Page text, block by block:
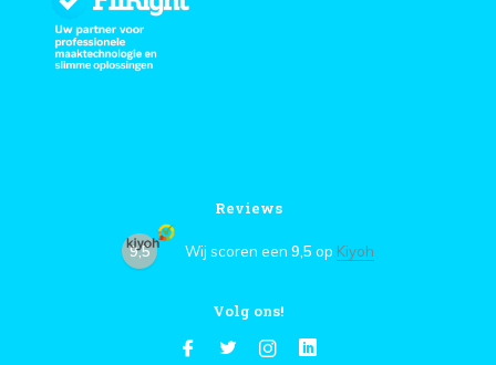
Reviews
9,5 Wij scoren een 9,5 op Kiyoh
Volg ons!